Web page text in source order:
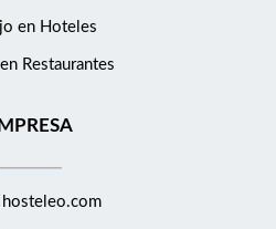
en Hoteles
en Restaurantes
hosteleo.com